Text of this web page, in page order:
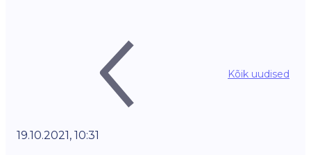
Kõik uudised
19.10.2021, 10:31